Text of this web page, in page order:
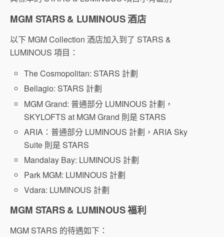
MGM STARS & LUMINOUS 酒店
以下 MGM Collection 酒店加入到了 STARS &
LUMINOUS 項目：
The Cosmopolitan: STARS 計劃
Bellagio: STARS 計劃
MGM Grand: 普通部分 LUMINOUS 計劃，
SKYLOFTS at MGM Grand 則是 STARS
ARIA：普通部分 LUMINOUS 計劃，ARIA Sky
Suite 則是 STARS
Mandalay Bay: LUMINOUS 計劃
Park MGM: LUMINOUS 計劃
Vdara: LUMINOUS 計劃
MGM STARS & LUMINOUS 福利
MGM STARS 的待遇如下：